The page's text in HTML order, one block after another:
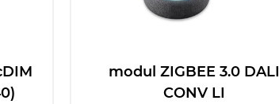
modul ZIGBEE 3.0 DALI
CONV LI